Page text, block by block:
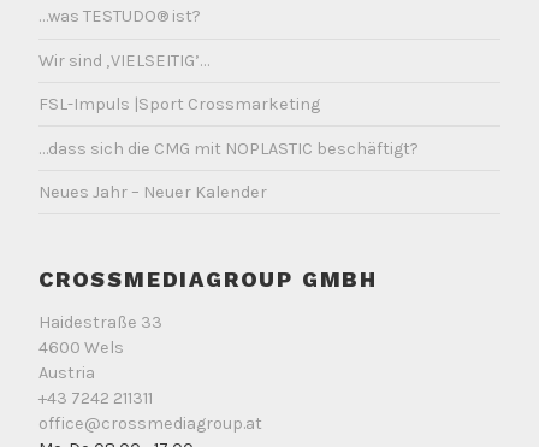
…was TESTUDO® ist?
Wir sind ‚VIELSEITIG’…
FSL-Impuls |Sport Crossmarketing
…dass sich die CMG mit NOPLASTIC beschäftigt?
Neues Jahr – Neuer Kalender
CROSSMEDIAGROUP GMBH
Haidestraße 33
4600 Wels
Austria
+43 7242 211311
office@crossmediagroup.at